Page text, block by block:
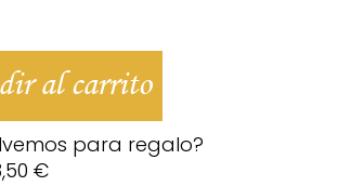
al carrito
para regalo?
€